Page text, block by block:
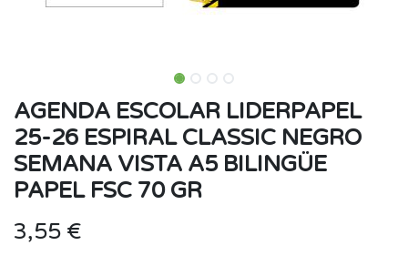
AGENDA ESCOLAR LIDERPAPEL
25-26 ESPIRAL CLASSIC NEGRO
SEMANA VISTA A5 BILINGÜE
PAPEL FSC 70 GR
3,55 €